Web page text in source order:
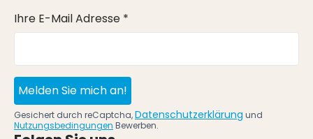
Ihre E-Mail Adresse *
Melden Sie mich an!
Gesichert durch reCaptcha,Datenschutzerklärung und
Nutzungsbedingungen Bewerben.